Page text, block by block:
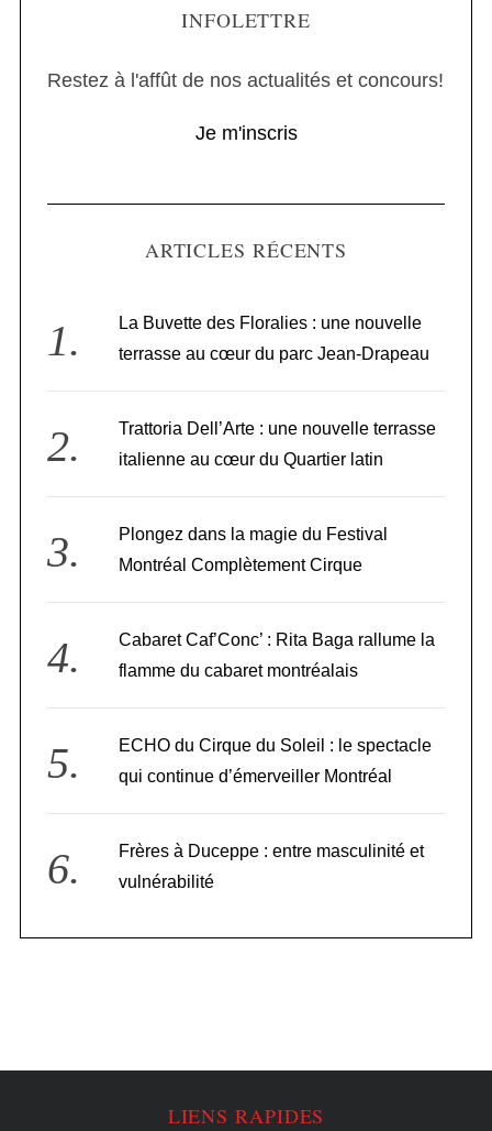
INFOLETTRE
Restez à l'affût de nos actualités et concours!
Je m'inscris
ARTICLES RÉCENTS
La Buvette des Floralies : une nouvelle
terrasse au cœur du parc Jean-Drapeau
Trattoria Dell’Arte : une nouvelle terrasse
italienne au cœur du Quartier latin
Plongez dans la magie du Festival
Montréal Complètement Cirque
Cabaret Caf’Conc’ : Rita Baga rallume la
flamme du cabaret montréalais
ECHO du Cirque du Soleil : le spectacle
qui continue d’émerveiller Montréal
Frères à Duceppe : entre masculinité et
vulnérabilité
LIENS RAPIDES